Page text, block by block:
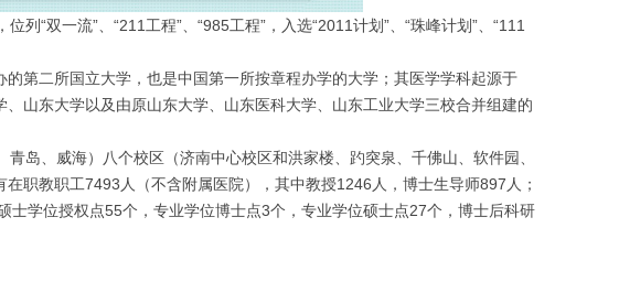
“双一流”、“211工程”、“985工程”，入选“2011计划”、“珠峰计划”、“111
第二所国立大学，也是中国第一所按章程办学的大学；其医学学科起源于
山东大学以及由原山东大学、山东医科大学、山东工业大学三校合并组建的
岛、威海）八个校区（济南中心校区和洪家楼、趵突泉、千佛山、软件园、
职教职工7493人（不含附属医院），其中教授1246人，博士生导师897人；
学位授权点55个，专业学位博士点3个，专业学位硕士点27个，博士后科研